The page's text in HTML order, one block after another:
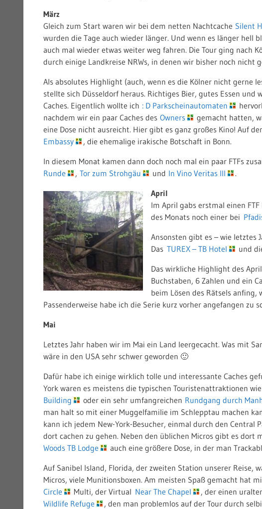
März
Gleich zum Start waren wir bei dem netten Nachtcache Silent
wurden die Tage auch wieder länger. Und wenn es länger hell
auch mal wieder etwas weiter weg fahren. Die Tour ging nach
durch einige Landkreise NRWs, in denen wir bisher noch nicht
Als absolutes Highlight (auch, wenn es die Kölner nicht gerne
stellte sich Düsseldorf heraus. Richtiges Bier, gutes Essen und
Caches. Eigentlich wollte ich : D Parkscheinautomaten
nachdem wir ein paar Caches des Owners
gemacht hatten,
eine Dose nicht ausreicht. Hier gibt es ganz großes Kino! Auf
Embassy
, die ehemalige irakische Botschaft in Bonn.
In diesem Monat kamen dann doch noch mal ein paar FTFs
Runde
, Tor zum Strohgäu und In Vino Veritas III
.
April
Im April gabs erstmal einen FTF
des Monats noch einer bei
Ansonsten gibt es – wie letztes
Das TUREX – TB Hotel und
Das wirkliche Highlight des
Buchstaben, 6 Zahlen und ein
beim Lösen des Rätsels
Passenderweise habe ich die Serie kurz vorher angefangen zu
Mai
Letztes Jahr haben wir im Mai ein Land leergecacht. Was mit
wäre in den USA sehr schwer geworden 🙂
Dafür habe ich einige wirklich tolle und interessante Caches
York waren es meistens die typischen Touristenattraktionen
Building
oder ein sehr umfangreichen Rundgang durch
man halt so mit einer Muggelfamilie im Schlepptau machen
kann ich jedem New-York-Besucher, einmal durch den Central
dort cachen zu gehen. Neben den üblichen Micros gibt es dort
Woods TB Lodge
auch eine größere Dose, in der man
Auf Sanibel Island, Florida, der zweiten Station unserer Reise,
Micros, viele Munitionsboxen. Am meisten Spaß gemacht hat
Circle
Multi, der Virtual Near The Chapel , der einen
Wildlife Refuge
, den man problemlos auf der Tour durch